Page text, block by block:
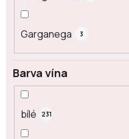
Garganega 3
Barva vína
bílé 231